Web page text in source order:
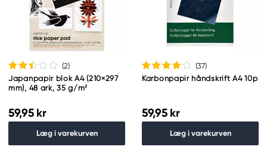
(2)
Japanpapir blok A4 (210×297
mm), 48 ark, 35 g/m²
59,95 kr
Læg i varekurven
(37)
Karbonpapir håndskrift A4 10p
59,95 kr
Læg i varekurven